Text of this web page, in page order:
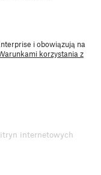
i obowiązują na
korzystania z
internetowych